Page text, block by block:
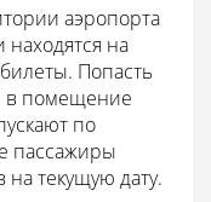
аэропорта
на
Попасть
помещение
по
пассажиры
текущую дату.